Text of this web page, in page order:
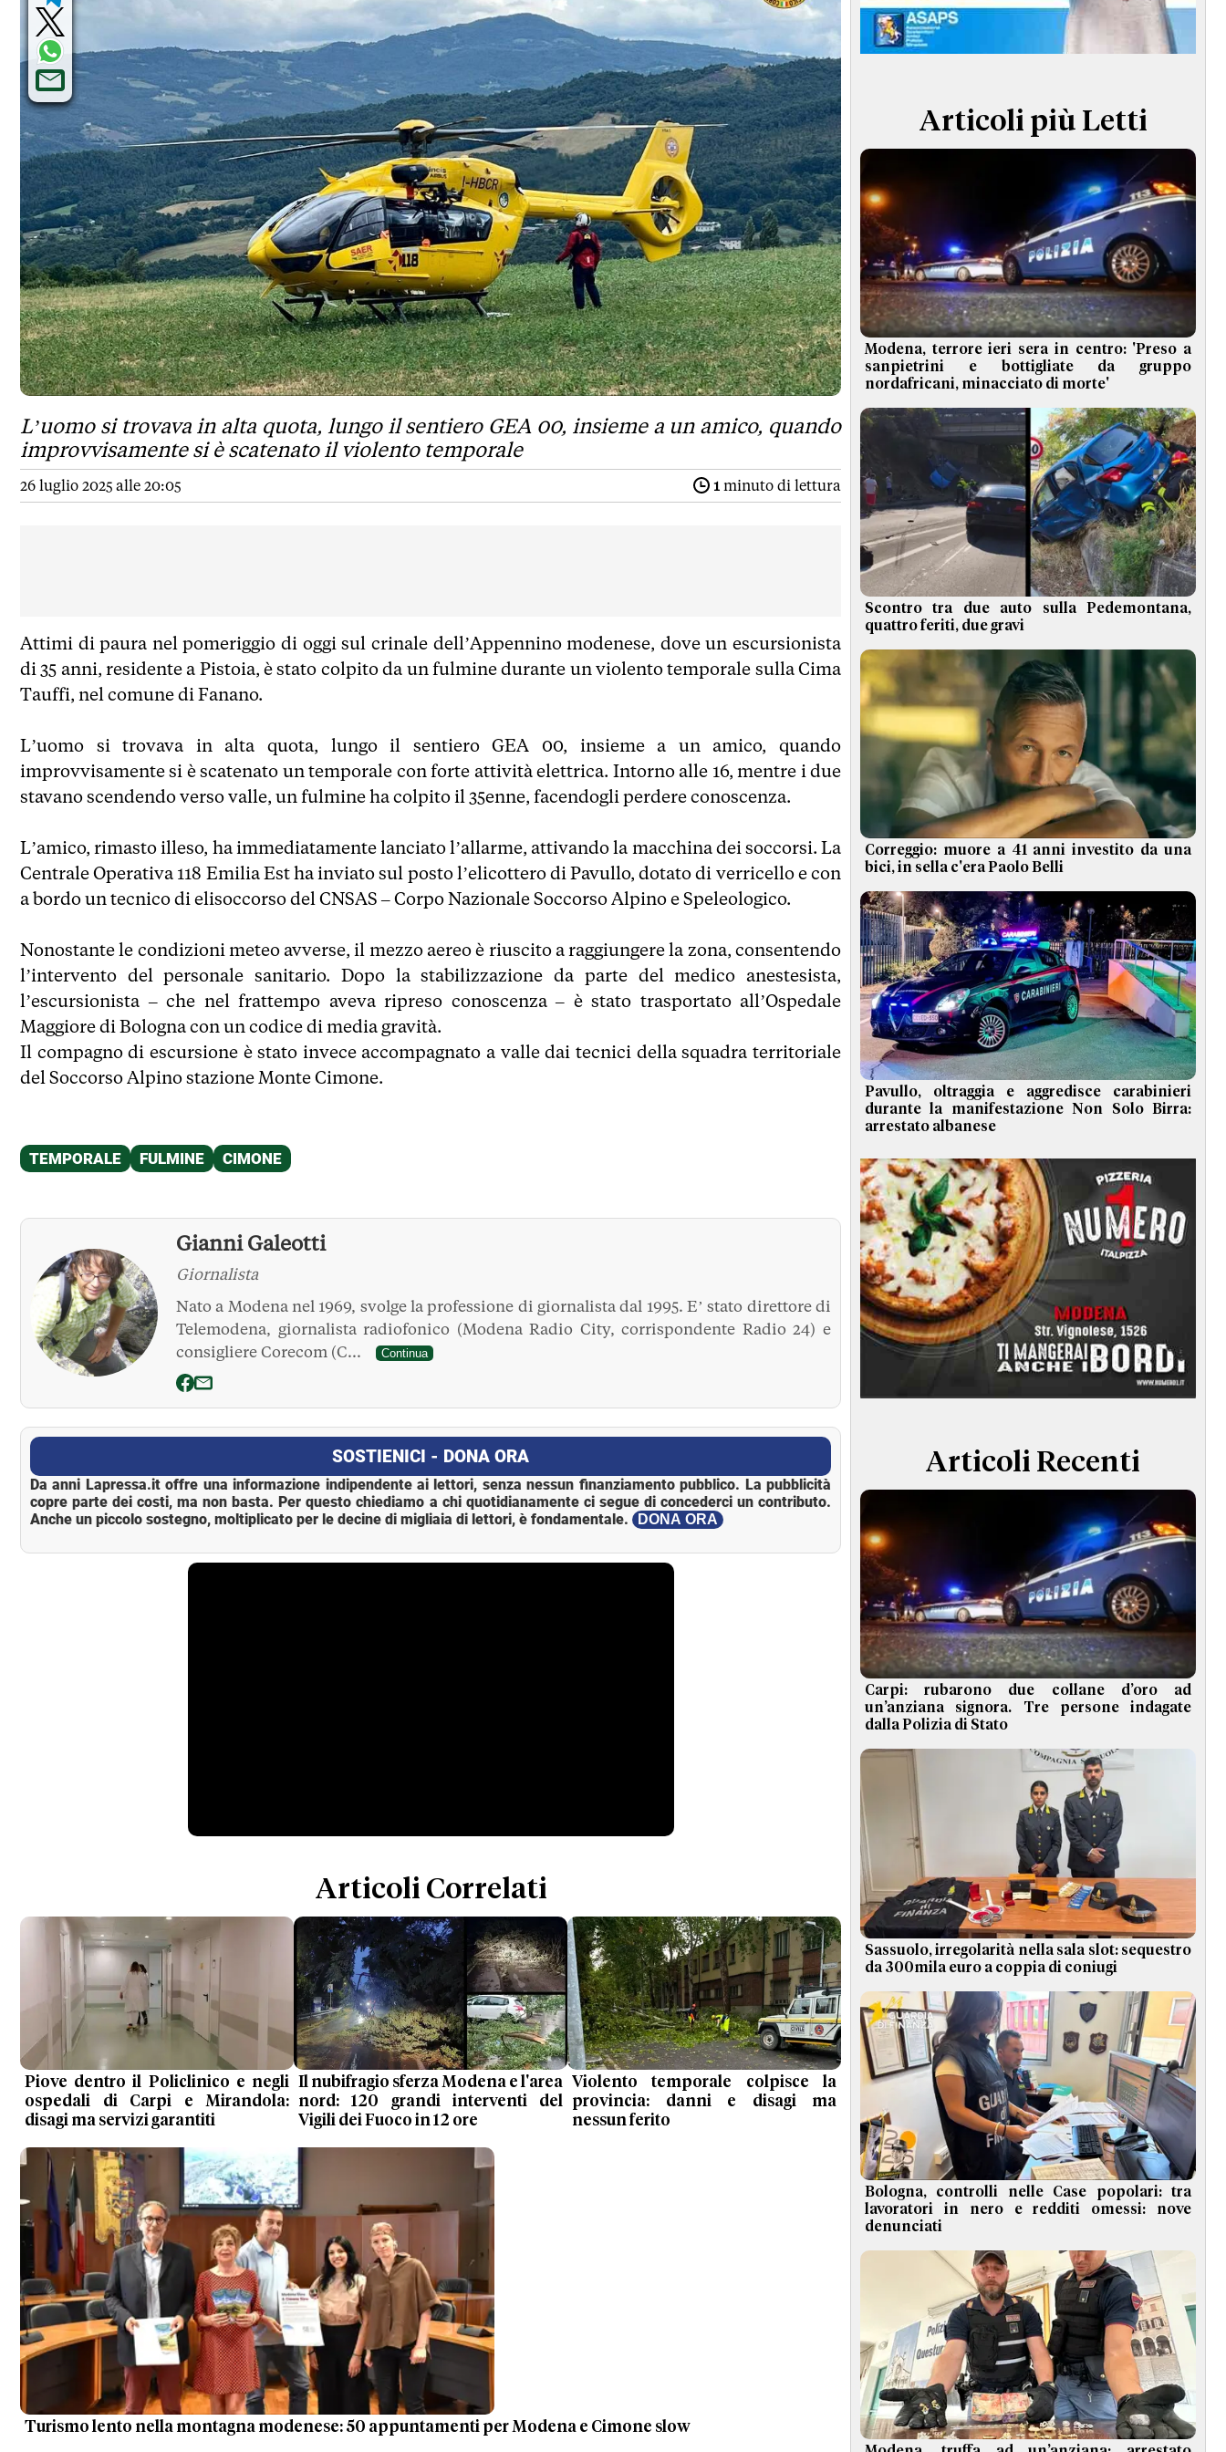
TERMINI e CONDIZIONI
L’uomo si trovava in alta quota, lungo il sentiero GEA 00, insieme a un amico, quando
improvvisamente si è scatenato il violento temporale
26 luglio 2025 alle 20:05 1 minuto di lettura
Attimi di paura nel pomeriggio di oggi sul crinale dell’Appennino modenese, dove un escursionista
di 35 anni, residente a Pistoia, è stato colpito da un fulmine durante un violento temporale sulla Cima
Tauffi, nel comune di Fanano.
L’uomo si trovava in alta quota, lungo il sentiero GEA 00, insieme a un amico, quando
improvvisamente si è scatenato un temporale con forte attività elettrica. Intorno alle 16, mentre i due
stavano scendendo verso valle, un fulmine ha colpito il 35enne, facendogli perdere conoscenza.
L’amico, rimasto illeso, ha immediatamente lanciato l’allarme, attivando la macchina dei soccorsi. La
Centrale Operativa 118 Emilia Est ha inviato sul posto l’elicottero di Pavullo, dotato di verricello e con
a bordo un tecnico di elisoccorso del CNSAS – Corpo Nazionale Soccorso Alpino e Speleologico.
Nonostante le condizioni meteo avverse, il mezzo aereo è riuscito a raggiungere la zona, consentendo
l’intervento del personale sanitario. Dopo la stabilizzazione da parte del medico anestesista,
l’escursionista – che nel frattempo aveva ripreso conoscenza – è stato trasportato all’Ospedale
Maggiore di Bologna con un codice di media gravità.
Il compagno di escursione è stato invece accompagnato a valle dai tecnici della squadra territoriale
del Soccorso Alpino stazione Monte Cimone.
Gianni Galeotti
Giornalista
Nato a Modena nel 1969, svolge la professione di giornalista dal 1995. E’ stato direttore di
Telemodena, giornalista radiofonico (Modena Radio City, corrispondente Radio 24) e
consigliere Corecom (C...
Continua
La Pressa
SOSTIENICI - DONA ORA
Da anni Lapressa.it offre una informazione indipendente ai lettori, senza nessun finanziamento pubblico. La pubblicità
copre parte dei costi, ma non basta. Per questo chiediamo a chi quotidianamente ci segue di concederci un contributo.
Anche un piccolo sostegno, moltiplicato per le decine di migliaia di lettori, è fondamentale.
DONA ORA
Articoli Correlati
Piove dentro il Policlinico e negli
ospedali di Carpi e Mirandola:
disagi ma servizi garantiti
Il nubifragio sferza Modena e l'area
nord: 120 grandi interventi del
Vigili dei Fuoco in 12 ore
Violento temporale colpisce la
provincia: danni e disagi ma
nessun ferito
Turismo lento nella montagna modenese: 50 appuntamenti per Modena e Cimone slow
Articoli più Letti
Modena, terrore ieri sera in centro: 'Preso a
sanpietrini e bottigliate da gruppo
nordafricani, minacciato di morte'
Scontro tra due auto sulla Pedemontana,
quattro feriti, due gravi
Correggio: muore a 41 anni investito da una
bici, in sella c'era Paolo Belli
Pavullo, oltraggia e aggredisce carabinieri
durante la manifestazione Non Solo Birra:
arrestato albanese
Articoli Recenti
Carpi: rubarono due collane d’oro ad
un’anziana signora. Tre persone indagate
dalla Polizia di Stato
Sassuolo, irregolarità nella sala slot: sequestro
da 300mila euro a coppia di coniugi
Bologna, controlli nelle Case popolari: tra
lavoratori in nero e redditi omessi: nove
denunciati